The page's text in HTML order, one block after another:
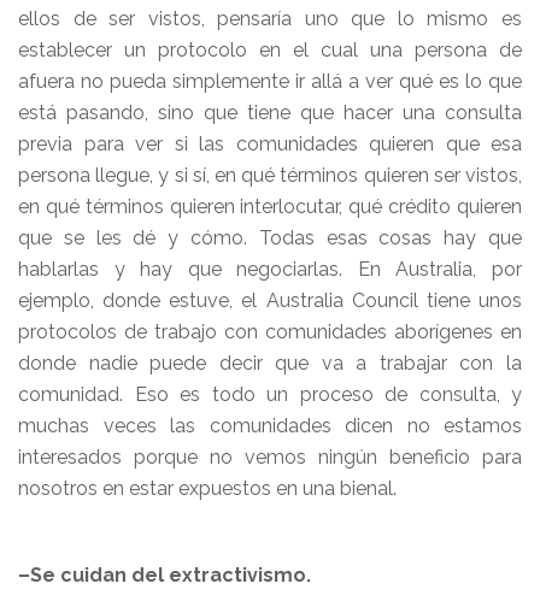
ellos de ser vistos, pensaría uno que lo mismo es
establecer un protocolo en el cual una persona de
afuera no pueda simplemente ir allá a ver qué es lo que
está pasando, sino que tiene que hacer una consulta
previa para ver si las comunidades quieren que esa
persona llegue, y si sí, en qué términos quieren ser vistos,
en qué términos quieren interlocutar, qué crédito quieren
que se les dé y cómo. Todas esas cosas hay que
hablarlas y hay que negociarlas. En Australia, por
ejemplo, donde estuve, el Australia Council tiene unos
protocolos de trabajo con comunidades aborígenes en
donde nadie puede decir que va a trabajar con la
comunidad. Eso es todo un proceso de consulta, y
muchas veces las comunidades dicen no estamos
interesados porque no vemos ningún beneficio para
nosotros en estar expuestos en una bienal.
–Se cuidan del extractivismo.